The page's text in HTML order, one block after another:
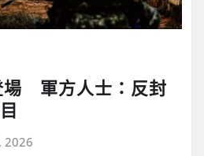
場 軍方人士：反封
2026